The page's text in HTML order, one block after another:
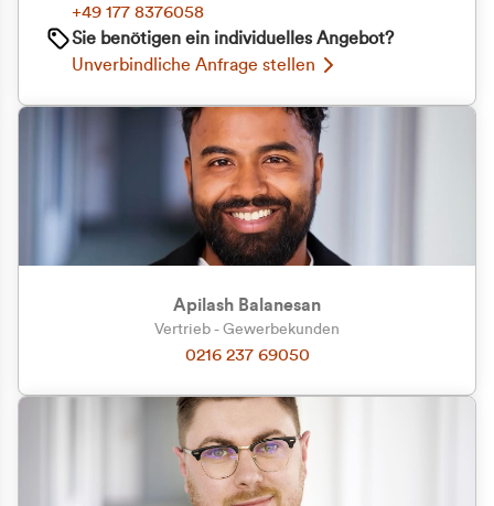
+49 177 8376058
Sie benötigen ein individuelles Angebot?
Unverbindliche Anfrage stellen
Apilash Balanesan
Vertrieb - Gewerbekunden
0216 237 69050